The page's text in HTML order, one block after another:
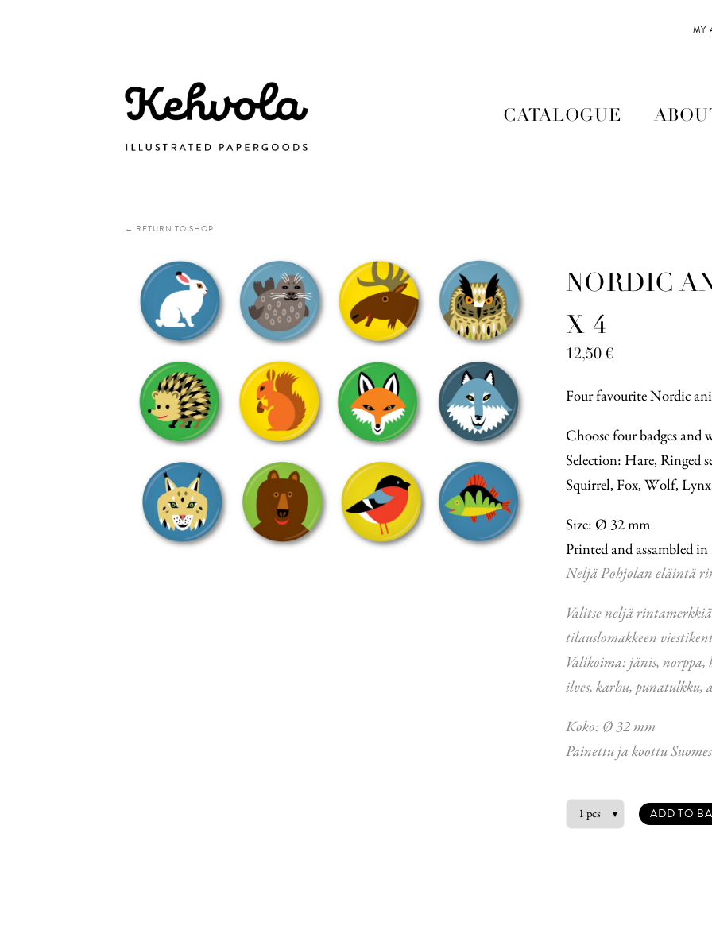
MY
CATALOGUE
← RETURN TO SHOP
NORDIC
X 4
12,50 €
Four favourite Nordic
Choose four badges and
Selection: Hare, Ringed
Squirrel, Fox, Wolf,
Size: Ø 32 mm
Printed and assambled
Neljä Pohjolan eläintä
Valitse neljä
tilauslomakkeen
Valikoima: jänis,
ilves, karhu, punatulkku,
Koko: Ø 32 mm
Painettu ja koottu
ADD TO